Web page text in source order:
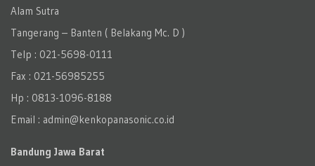
Alam Sutra
Tangerang – Banten‎ ( Belakang Mc. D )
Telp : 021-5698-0111
Fax : 021-56985255
Hp : 0813-1096-8188
Email : admin@kenkopanasonic.co.id
Bandung Jawa Barat